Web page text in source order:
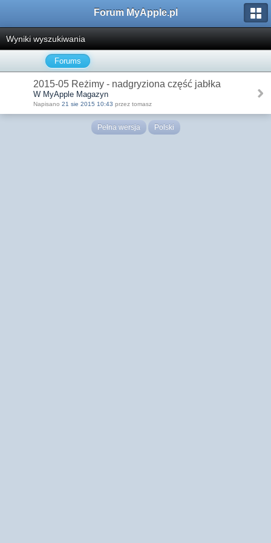
Forum MyApple.pl
Wyniki wyszukiwania
Forums
2015-05 Reżimy - nadgryziona część jabłka
W MyApple Magazyn
Napisano 21 sie 2015 10:43 przez tomasz
Pełna wersja Polski